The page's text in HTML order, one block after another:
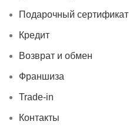
Подарочный сертификат
Кредит
Возврат и обмен
Франшиза
Trade-in
Контакты